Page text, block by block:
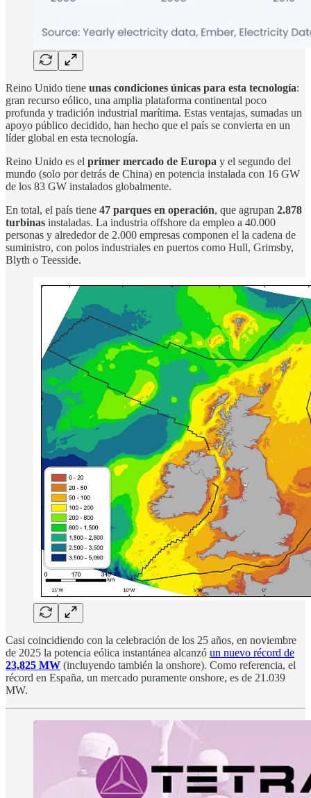
Reino Unido tiene unas condiciones únicas para esta tecnología:
gran recurso eólico, una amplia plataforma continental poco
profunda y tradición industrial marítima. Estas ventajas, sumadas un
apoyo público decidido, han hecho que el país se convierta en un
líder global en esta tecnología.
Reino Unido es el primer mercado de Europa y el segundo del
mundo (solo por detrás de China) en potencia instalada con 16 GW
de los 83 GW instalados globalmente.
En total, el país tiene 47 parques en operación, que agrupan 2.878
turbinas instaladas. La industria offshore da empleo a 40.000
personas y alrededor de 2.000 empresas componen el la cadena de
suministro, con polos industriales en puertos como Hull, Grimsby,
Blyth o Teesside.
Casi coincidiendo con la celebración de los 25 años, en noviembre
de 2025 la potencia eólica instantánea alcanzó un nuevo récord de
23,825 MW (incluyendo también la onshore). Como referencia, el
récord en España, un mercado puramente onshore, es de 21.039
MW.